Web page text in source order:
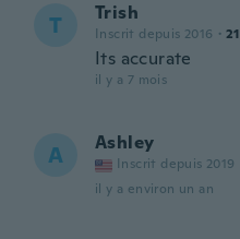
T Trish
Inscrit depuis 2016 · 21
Its accurate
il y a 7 mois
A Ashley
Inscrit depuis 2019
il y a environ un an